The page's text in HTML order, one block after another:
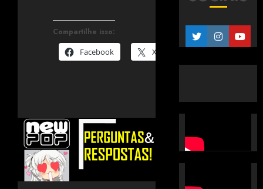
Compartilhe isso:
Facebook
X